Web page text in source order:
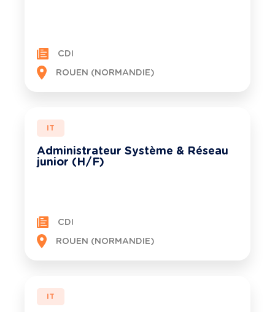
CDI
ROUEN (NORMANDIE)
IT
Administrateur Système & Réseau
junior (H/F)
CDI
ROUEN (NORMANDIE)
IT